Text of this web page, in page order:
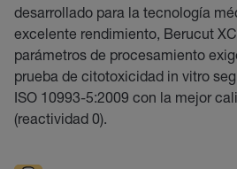
desarrollado para la tecnología
excelente rendimiento, Berucut
parámetros de procesamiento
prueba de citotoxicidad in vitro
ISO 10993-5:2009 con la mejor
(reactividad 0).